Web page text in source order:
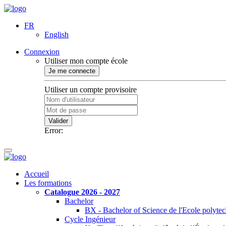
FR
English
Connexion
Utiliser mon compte école
Je me connecte
Utiliser un compte provisoire
Valider
Error:
Accueil
Les formations
Catalogue 2026 - 2027
Bachelor
BX - Bachelor of Science de l'Ecole
Cycle Ingénieur